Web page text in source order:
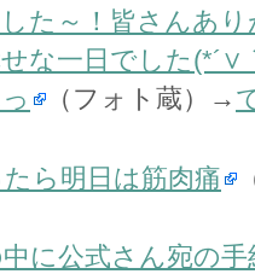
た～！皆さんあ
な一日でした
（フォト蔵）→
ら明日は筋肉痛
に公式さん宛の